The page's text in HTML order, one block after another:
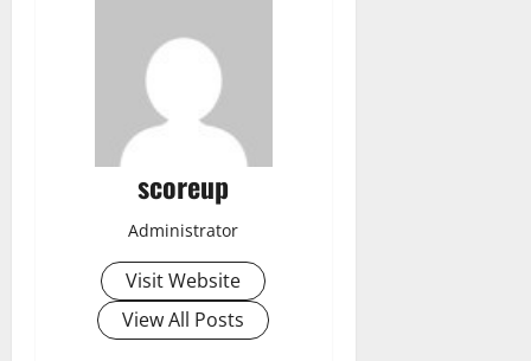
scoreup
Administrator
Visit Website
View All Posts